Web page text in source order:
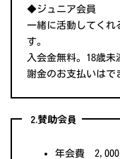
◆ジュニア会員
一緒に活動してくれ
す。
入会金無料。18歳未
謝金のお支払いはで
2.賛助会員
年会費 2,000